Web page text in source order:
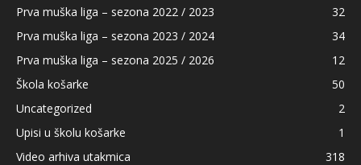
Prva muška liga – sezona 2022 / 2023
32
Prva muška liga – sezona 2023 / 2024
34
Prva muška liga – sezona 2025 / 2026
12
Škola košarke
50
Uncategorized
2
Upisi u školu košarke
1
Video arhiva utakmica
318